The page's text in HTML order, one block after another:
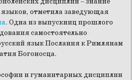
отметила заведующая
. Одна из выпускниц прошлого
самостоятельно
язык Послания к Римлянам
Богоносца.
и гуманитарных дисциплин